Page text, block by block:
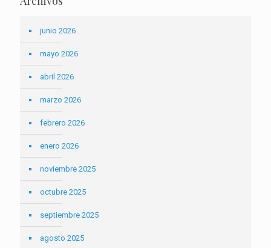
junio 2026
mayo 2026
abril 2026
marzo 2026
febrero 2026
enero 2026
noviembre 2025
octubre 2025
septiembre 2025
agosto 2025